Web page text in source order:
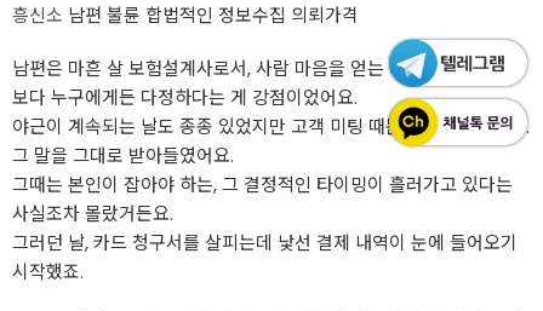
흥신소 남편 불륜 합법적인 정보수집 의뢰가격
남편은 마흔 살 보험설계사로서, 사람 마음을 얻는 데 능숙했고 무엇
보다 누구에게든 다정하다는 게 강점이었어요.
야근이 계속되는 날도 종종 있었지만 고객 미팅 때문이라고 했었고요.
그 말을 그대로 받아들였어요.
그때는 본인이 잡아야 하는, 그 결정적인 타이밍이 흘러가고 있다는
사실조차 몰랐거든요.
그러던 날, 카드 청구서를 살피는데 낯선 결제 내역이 눈에 들어오기
시작했죠.